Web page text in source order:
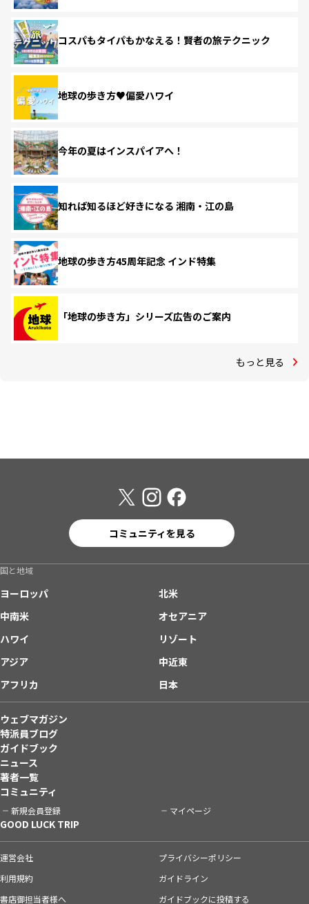
コスパもタイパもかなえる！賢者の旅テクニック
地球の歩き方♥偏愛ハワイ
今年の夏はインスパイアへ！
知れば知るほど好きになる 湘南・江の島
地球の歩き方45周年記念 インド特集
「地球の歩き方」シリーズ広告のご案内
もっと見る
コミュニティを見る
国と地域
ヨーロッパ
北米
中南米
オセアニア
ハワイ
リゾート
アジア
中近東
アフリカ
日本
ウェブマガジン
特派員ブログ
ガイドブック
ニュース
著者一覧
コミュニティ
新規会員登録 マイページ
GOOD LUCK TRIP
運営会社
プライバシーポリシー
利用規約
ガイドライン
書店御担当者様へ
ガイドブックに投稿する